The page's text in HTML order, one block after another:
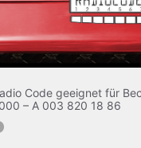
Code geeignet für
– A 003 820 18 86